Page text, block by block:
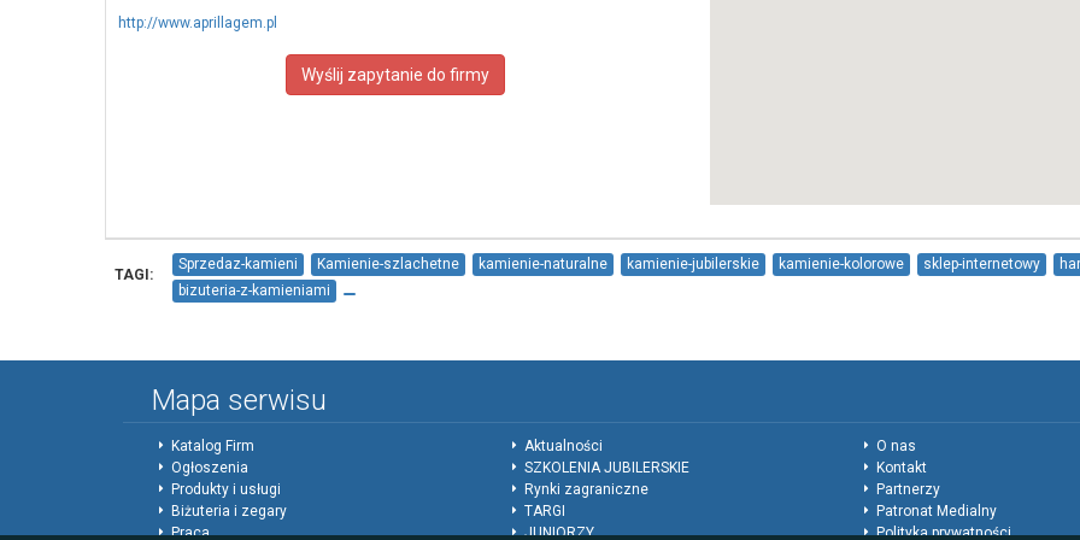
http://www.aprillagem.pl
Wyślij zapytanie do firmy
TAGI:
Sprzedaz-kamieni Kamienie-szlachetne kamienie-naturalne kamienie-jubilerskie kamienie-kolorowe sklep-internetowy
bizuteria-z-kamieniami
Mapa serwisu
Katalog Firm
Ogłoszenia
Produkty i usługi
Biżuteria i zegary
Praca
Aktualności
SZKOLENIA JUBILERSKIE
Rynki zagraniczne
TARGI
JUNIORZY
O nas
Kontakt
Partnerzy
Patronat Medialny
Polityka prywatności